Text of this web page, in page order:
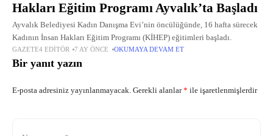
Hakları Eğitim Programı Ayvalık’ta Başladı
Ayvalık Belediyesi Kadın Danışma Evi’nin öncülüğünde, 16 hafta sürecek
Kadının İnsan Hakları Eğitim Programı (KİHEP) eğitimleri başladı.
GAZETE4 EDITÖR 7 AY ÖNCE OKUMAYA DEVAM ET
Bir yanıt yazın
E-posta adresiniz yayınlanmayacak. Gerekli alanlar* ile işaretlenmişlerdir